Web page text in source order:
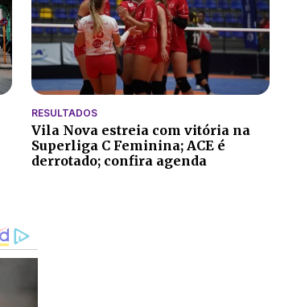
RESULTADOS
Vila Nova estreia com vitória na
Superliga C Feminina; ACE é
derrotado; confira agenda